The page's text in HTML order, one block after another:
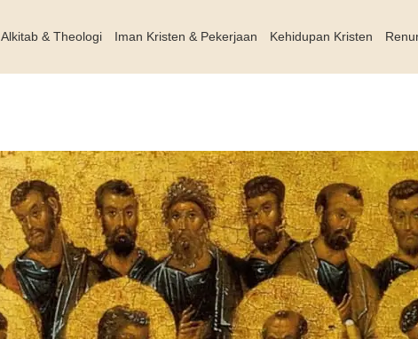
Alkitab & Theologi Iman Kristen & Pekerjaan Kehidupan Kristen